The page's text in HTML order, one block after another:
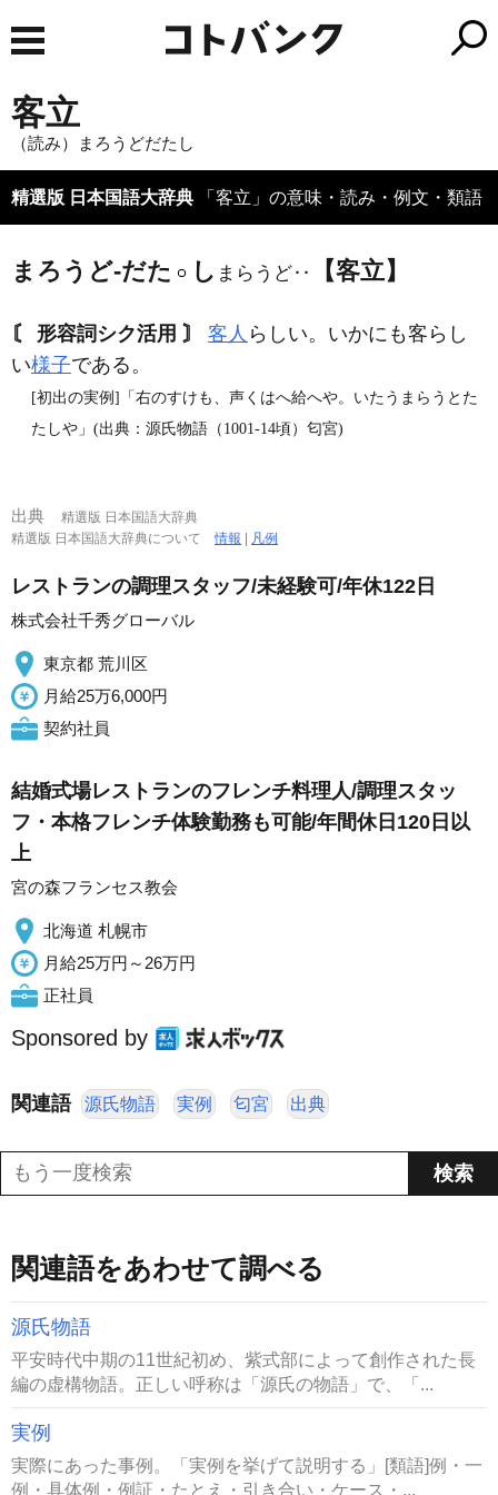
客立
（読み）まろうどだたし
精選版 日本国語大辞典 「客立」の意味・読み・例文・類語
まろうど‐だた し まらうど‥ 【客立】
〘 形容詞シク活用 〙 客人 らしい。いかにも客らし
い様子である。
[初出の実例]「右のすけも、声くはへ給へや。いたうまらうとた
たしや」(出典：源氏物語（1001‐14頃）匂宮)
出典
精選版 日本国語大辞典
精選版 日本国語大辞典について情報 凡例
レストランの調理スタッフ/未経験可/年休122日
株式会社千秀グローバル
東京都 荒川区
月給25万6,000円
契約社員
結婚式場レストランのフレンチ料理人/調理スタッ
フ・本格フレンチ体験勤務も可能/年間休日120日以
上
宮の森フランセス教会
北海道 札幌市
月給25万円～26万円
正社員
Sponsored by
関連語 源氏物語 実例 匂宮 出典
関連語をあわせて調べる
源氏物語
平安時代中期の11世紀初め、紫式部によって創作された長
編の虚構物語。正しい呼称は「源氏の物語」で、「...
実例
実際にあった事例。「実例を挙げて説明する」[類語]例・一
例・具体例・例証・たとえ・引き合い・ケース・...